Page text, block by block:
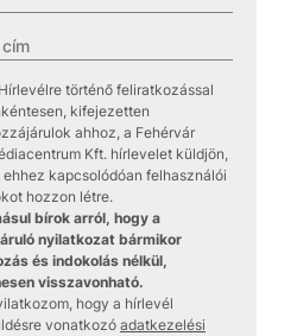
történő feliratkozással
kifejezetten
ahhoz, a Fehérvár
Kft. hírlevelet küldjön,
ehhez kapcsolódóan felhasználói
hozzon létre.
bírok arról, hogy a
nyilatkozat bármikor
és indokolás nélkül,
visszavonható.
hogy a hírlevél
vonatkozóadatkezelési